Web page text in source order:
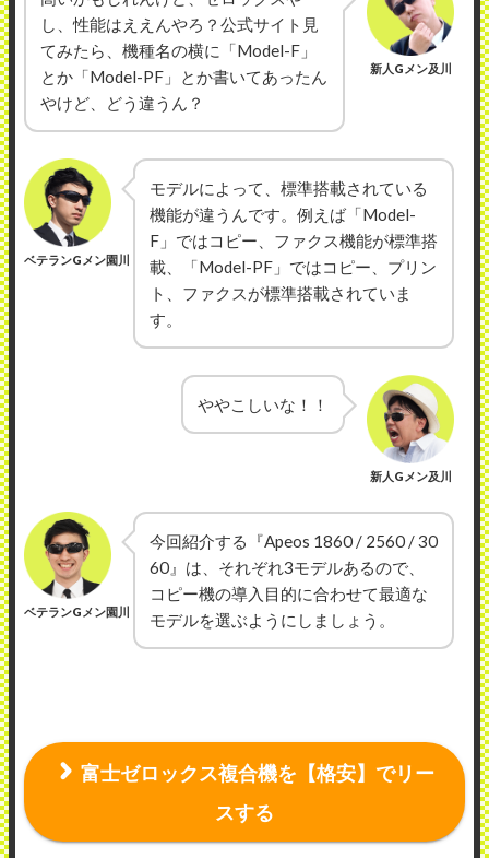
し、性能はええんやろ？公式サイト見
てみたら、機種名の横に「Model-F」
とか「Model-PF」とか書いてあったん
やけど、どう違うん？
新人Gメン及川
ベテランGメン園川
モデルによって、標準搭載されている
機能が違うんです。例えば「Model-
F」ではコピー、ファクス機能が標準搭
載、「Model-PF」ではコピー、プリン
ト、ファクスが標準搭載されていま
す。
ややこしいな！！
新人Gメン及川
ベテランGメン園川
今回紹介する『Apeos 1860 / 2560 / 30
60』は、それぞれ3モデルあるので、
コピー機の導入目的に合わせて最適な
モデルを選ぶようにしましょう。
富士ゼロックス複合機を【格安】でリー
スする